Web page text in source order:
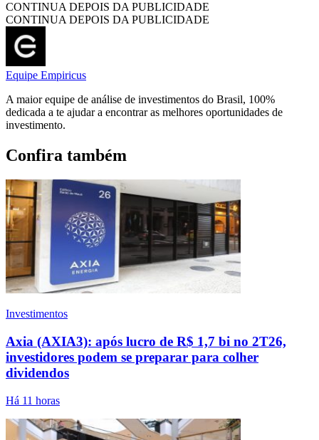
CONTINUA DEPOIS DA PUBLICIDADE
CONTINUA DEPOIS DA PUBLICIDADE
Equipe Empiricus
A maior equipe de análise de investimentos do Brasil, 100%
dedicada a te ajudar a encontrar as melhores oportunidades de
investimento.
Confira também
Investimentos
Axia (AXIA3): após lucro de R$ 1,7 bi no 2T26,
investidores podem se preparar para colher
dividendos
Há 11 horas